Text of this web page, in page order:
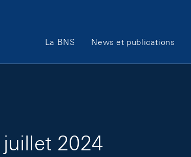
Main Navigation
La BNS News et publications
2024